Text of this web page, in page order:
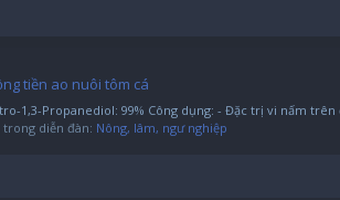
tiền ao nuôi tôm cá
1,3-Propanediol: 99% Công dụng: - Đặc trị vi nấm
trong diễn đàn: Nông, lâm, ngư nghiệp